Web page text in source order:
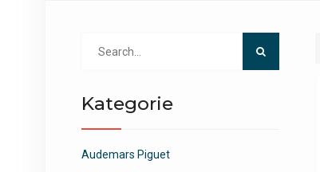
Kategorie
Audemars Piguet